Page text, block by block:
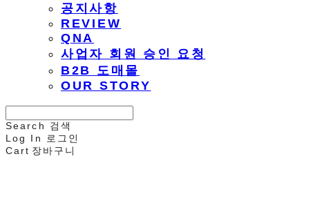
공지사항
REVIEW
QNA
사업자 회원 승인 요청
B2B 도매몰
OUR STORY
Search
검색
Log In
로그인
Cart 장바구니